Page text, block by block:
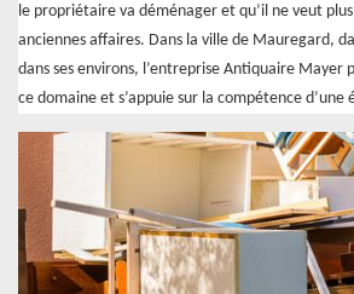
le propriétaire va déménager et qu’il ne veut
anciennes affaires. Dans la ville de Mauregard,
dans ses environs, l’entreprise Antiquaire Mayer
ce domaine et s’appuie sur la compétence d’une